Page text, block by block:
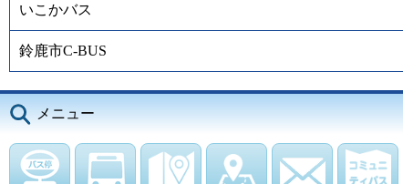
いこかバス
鈴鹿市C-BUS
メニュー